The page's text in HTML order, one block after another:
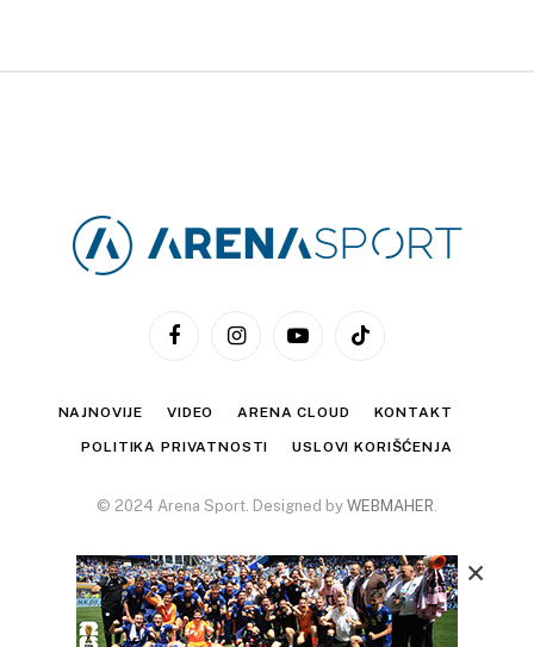
FacebookInstagramYouTubeTikTok
NAJNOVIJE VIDEO ARENA CLOUD KONTAKT
POLITIKA PRIVATNOSTI USLOVI KORIŠĆENJA
© 2024 Arena Sport. Designed by WEBMAHER
×